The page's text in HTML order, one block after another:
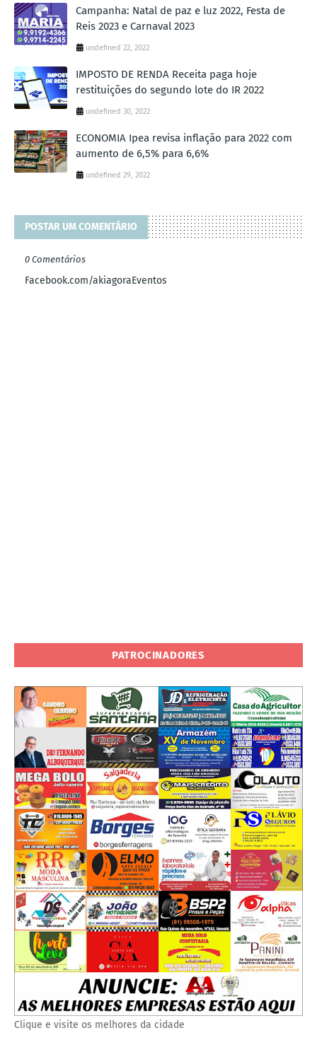
Campanha: Natal de paz e luz 2022, Festa de
Reis 2023 e Carnaval 2023
undefined 22, 2022
IMPOSTO DE RENDA Receita paga hoje
restituições do segundo lote do IR 2022
undefined 30, 2022
ECONOMIA Ipea revisa inflação para 2022 com
aumento de 6,5% para 6,6%
undefined 29, 2022
POSTAR UM COMENTÁRIO
0 Comentários
Facebook.com/akiagoraEventos
PATROCINADORES
Clique e visite os melhores da cidade